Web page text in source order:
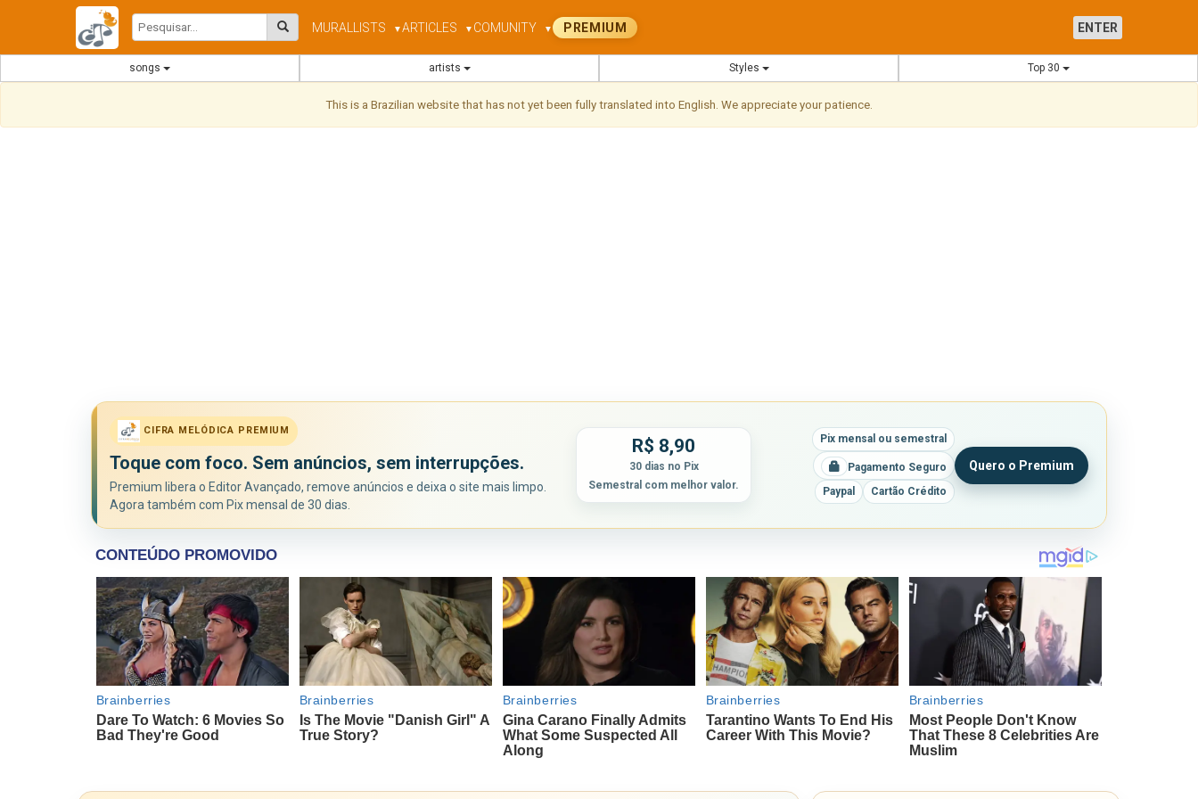
MURAL LISTS ▼ARTICLES ▼ COMUNITY ▼ PREMIUM ENTER
songs artists Styles Top 30
This is a Brazilian website that has not yet been fully translated into English. We appreciate your patience.
CIFRA MELÓDICA PREMIUM
Toque com foco. Sem anúncios, sem interrupções.
Premium libera o Editor Avançado, remove anúncios e deixa o site mais limpo.
Agora também com Pix mensal de 30 dias.
R$ 8,90
30 dias no Pix
Semestral com melhor valor.
Pix mensal ou semestral
Pagamento Seguro
Paypal
Cartão Crédito
Quero o Premium